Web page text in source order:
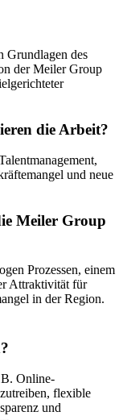
Grundlagen des
der Meiler Group
die Arbeit?
und neue
Meiler Group
Prozessen, einem
Attraktivität für
in der Region.
Online-
flexible
und